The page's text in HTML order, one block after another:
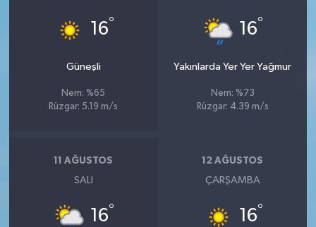
16°
Güneşli
Nem: %65
Rüzgar: 5.19 m/s
16°
Yakınlarda Yer Yer Yağmur
Nem: %73
Rüzgar: 4.39 m/s
11 AĞUSTOS
SALI
16°
12 AĞUSTOS
ÇARŞAMBA
16°